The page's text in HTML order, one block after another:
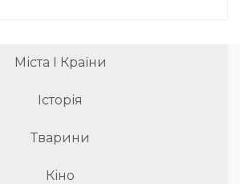
Міста І Країни
Історія
Тварини
Кіно